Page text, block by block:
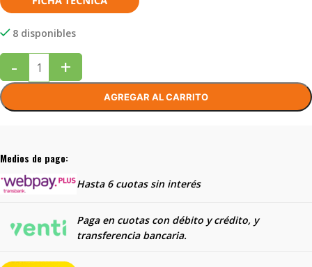
8 disponibles
- +
AGREGAR AL CARRITO
Medios de pago:
Hasta 6 cuotas sin interés
Paga en cuotas con débito y crédito, y
transferencia bancaria.